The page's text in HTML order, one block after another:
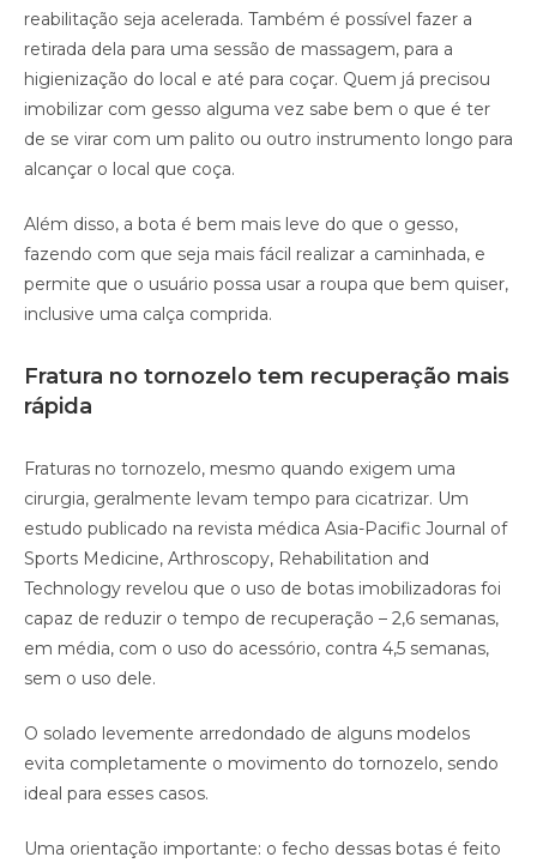
reabilitação seja acelerada. Também é possível fazer a
retirada dela para uma sessão de massagem, para a
higienização do local e até para coçar. Quem já precisou
imobilizar com gesso alguma vez sabe bem o que é ter
de se virar com um palito ou outro instrumento longo para
alcançar o local que coça.
Além disso, a bota é bem mais leve do que o gesso,
fazendo com que seja mais fácil realizar a caminhada, e
permite que o usuário possa usar a roupa que bem quiser,
inclusive uma calça comprida.
Fratura no tornozelo tem recuperação mais
rápida
Fraturas no tornozelo, mesmo quando exigem uma
cirurgia, geralmente levam tempo para cicatrizar. Um
estudo publicado na revista médica Asia-Pacific Journal of
Sports Medicine, Arthroscopy, Rehabilitation and
Technology revelou que o uso de botas imobilizadoras foi
capaz de reduzir o tempo de recuperação – 2,6 semanas,
em média, com o uso do acessório, contra 4,5 semanas,
sem o uso dele.
O solado levemente arredondado de alguns modelos
evita completamente o movimento do tornozelo, sendo
ideal para esses casos.
Uma orientação importante: o fecho dessas botas é feito